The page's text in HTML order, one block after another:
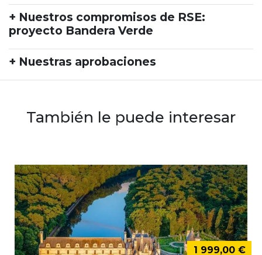
+ Nuestros compromisos de RSE:
proyecto Bandera Verde
+ Nuestras aprobaciones
También le puede interesar
1 999,00 €